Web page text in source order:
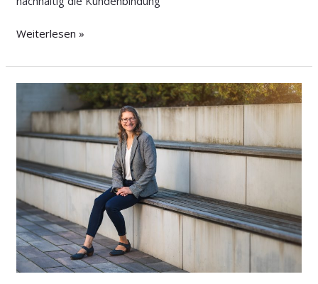
Weiterlesen »
Kunden
keine
Fragen
mehr
stellen